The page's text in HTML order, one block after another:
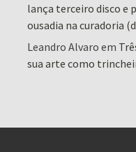
lança terceiro disco e
ousadia na curadoria
Leandro Alvaro em
sua arte como